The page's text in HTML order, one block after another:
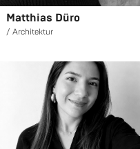
Mat­thi­as Düro
Ar­chi­tek­tur